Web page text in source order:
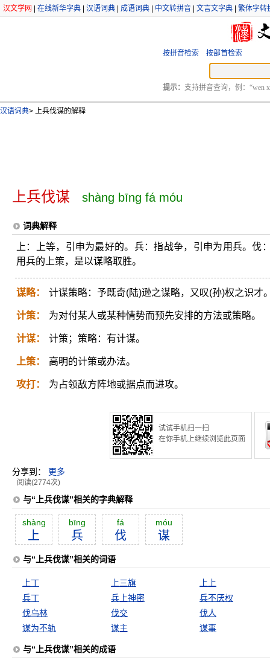
汉文学网 在线新华字典 汉语词典 成语词典 中文转拼音 文言文字典 繁体字转
按拼音检索 按部首检索
提示： 支持拼音查询，例：“wen
汉语词典> 上兵伐谋的解释
上兵伐谋 shàng bīng fá móu
词典解释
上：上等，引申为最好的。兵：指战争，引申为用兵。
用兵的上策，是以谋略取胜。
谋略： 计谋策略：予既奇(陆)逊之谋略，又叹(孙)权之识才
计策： 为对付某人或某种情势而预先安排的方法或策略。
计谋： 计策；策略：有计谋。
上策： 高明的计策或办法。
攻打： 为占领敌方阵地或据点而进攻。
试试手机扫一扫
在你手机上继续浏览此页面
分享到： 更多
阅读(2774次)
与“上兵伐谋”相关的字典解释
shàng
上
bīng
兵
fá
伐
móu
谋
与“上兵伐谋”相关的词语
上丁 上三旗
上上
兵丁
兵上神密
兵不厌权
伐乌林
伐交
伐人
谋为不轨
谋主 谋事
与“上兵伐谋”相关的成语